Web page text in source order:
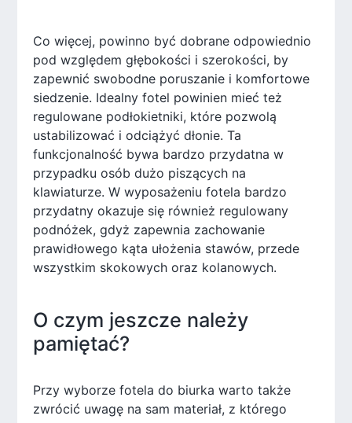
Co więcej, powinno być dobrane odpowiednio
pod względem głębokości i szerokości, by
zapewnić swobodne poruszanie i komfortowe
siedzenie. Idealny fotel powinien mieć też
regulowane podłokietniki, które pozwolą
ustabilizować i odciążyć dłonie. Ta
funkcjonalność bywa bardzo przydatna w
przypadku osób dużo piszących na
klawiaturze. W wyposażeniu fotela bardzo
przydatny okazuje się również regulowany
podnóżek, gdyż zapewnia zachowanie
prawidłowego kąta ułożenia stawów, przede
wszystkim skokowych oraz kolanowych.
O czym jeszcze należy
pamiętać?
Przy wyborze fotela do biurka warto także
zwrócić uwagę na sam materiał, z którego